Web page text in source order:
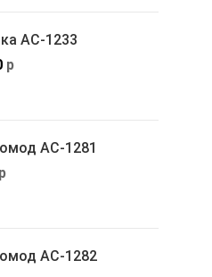
АС-1233
р
АС-1281
р
АС-1282